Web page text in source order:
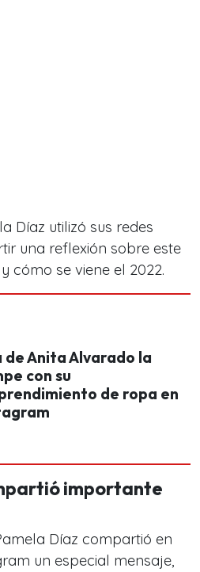
Díaz utilizó sus redes
una reflexión sobre este
cómo se viene el 2022.
de Anita Alvarado la
con su
de ropa en
importante
Díaz compartió en
un especial mensaje,